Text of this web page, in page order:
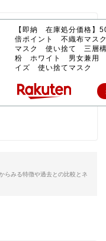
【即納 在庫処分価格
倍ポイント 不織布マ
マスク 使い捨て 三層
粉 ホワイト 男女兼用
イズ 使い捨てマスク
らみる特徴や過去との比較とネ